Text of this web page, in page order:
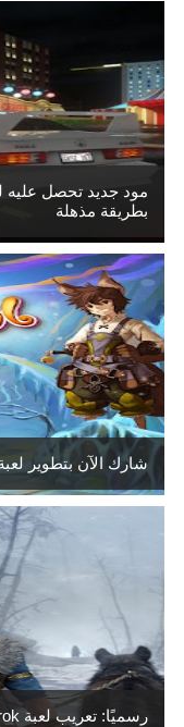
بطريقة مذهلة
شارك الآن بتطوير
رسميًا: تعريب لعبة God Of War Ragnarok!